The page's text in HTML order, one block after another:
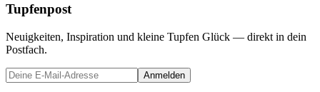
Tupfenpost
Neuigkeiten, Inspiration und kleine Tupfen Glück — direkt in dein
Postfach.
Anmelden